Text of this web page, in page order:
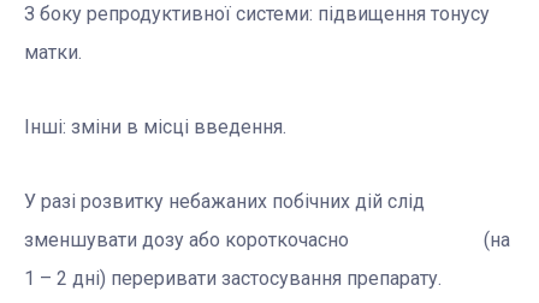
З боку репродуктивної системи: підвищення тонусу
матки.
Інші: зміни в місці введення.
У разі розвитку небажаних побічних дій слід
зменшувати дозу або короткочасно (на
1 – 2 дні) переривати застосування препарату.